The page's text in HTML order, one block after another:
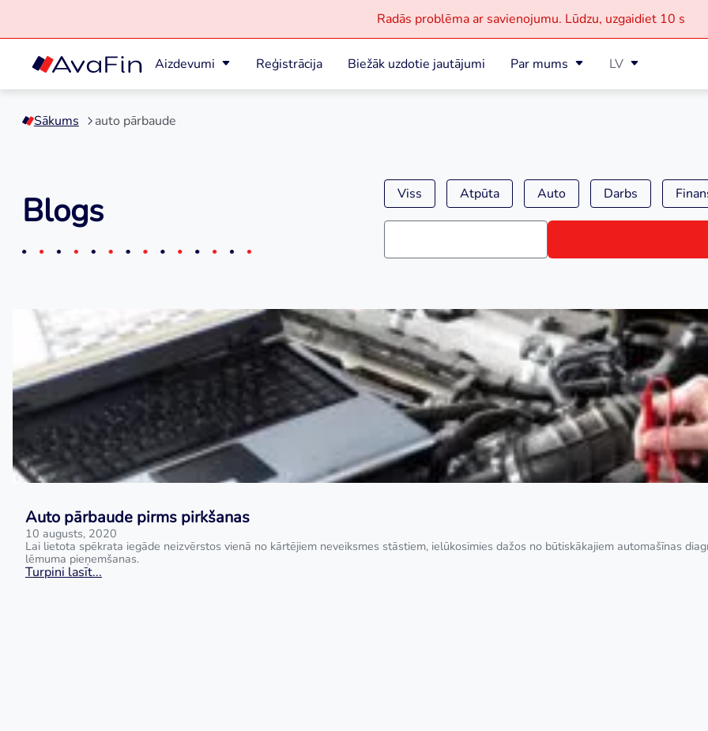
Skip
content
Radās problēma ar savienojumu. Lūdzu, uzgaidiet 10 s
Aizdevumi Reģistrācija Biežāk uzdotie jautājumi Par mums LV
Sākums auto pārbaude
Blogs Viss Atpūta Auto Darbs
Auto pārbaude pirms pirkšanas
10 augusts, 2020
Lai lietota spēkrata iegāde neizvērstos vienā no kārtējiem neveiksmes stāstiem, ielūkosimies dažos no būtiskākajiem automašīnas
lēmuma pieņemšanas.
Turpini lasīt...